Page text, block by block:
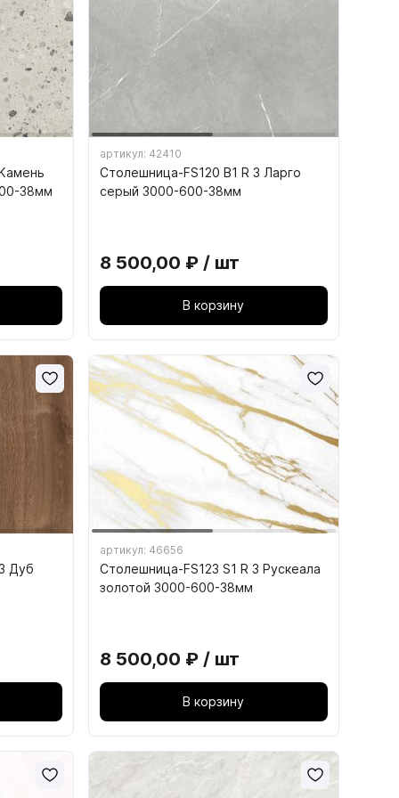
Шлифованная ДВП, ХДФ
15. СТУЛЬЯ И ТАБУРЕТЫ
15.4. Сиденья для стульев
18. КОМПЛЕКТУЮЩИЕ ДЛЯ
ОФИСНОЙ ТЕХНИКИ
18.3. Кабель-канал
18.4. Подставка под системный блок
38мм
артикул: 42410
Столешница-FS120 B1 R 3 Ларго
серый 3000-600-38мм
8 500,00 ₽ / шт
В корзину
Дуб
артикул: 46656
Столешница-FS123 S1 R 3 Рускеала
золотой 3000-600-38мм
8 500,00 ₽ / шт
В корзину